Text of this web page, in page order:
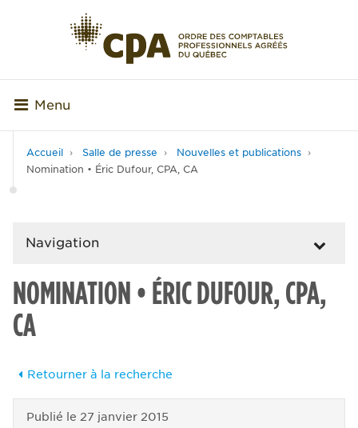
Menu
Accueil Salle de presse
Nouvelles et publications
Nomination • Éric Dufour, CPA, CA
Navigation
NOMINATION • ÉRIC DUFOUR, CPA,
CA
Retourner à la recherche
Publié le 27 janvier 2015